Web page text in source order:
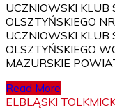
UCZNIOWSKI KLUB
OLSZTYŃSKIEGO
UCZNIOWSKI KLUB
OLSZTYŃSKIEGO
MAZURSKIE
Read More
ELBLĄSKI